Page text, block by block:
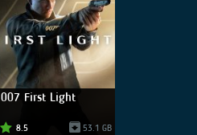
007 First Light
8.5 53.1 GB